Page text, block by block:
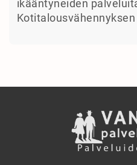
ikääntyneiden